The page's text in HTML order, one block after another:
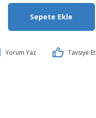
Sepete Ekle
Yorum Yaz Tavsiye Et